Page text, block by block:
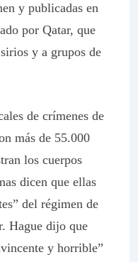
y publicadas en
por Qatar, que
y a grupos de
de crímenes de
más de 55.000
los cuerpos
dicen que ellas
del régimen de
Hague dijo que
y horrible”